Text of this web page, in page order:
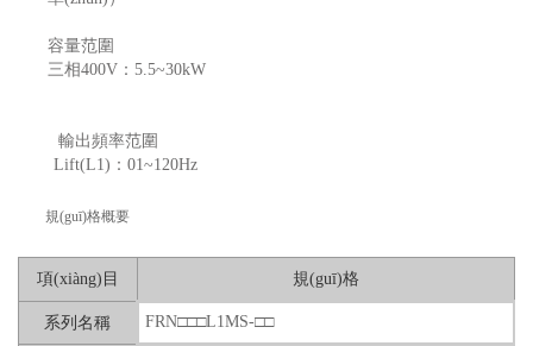
容量范圍
三相400V：5.5~30kW
輸出頻率范圍
Lift(L1)：01~120Hz
規(guī)格概要
項(xiàng)目 規(guī)格
系列名稱 FRN□□□L1MS-□□